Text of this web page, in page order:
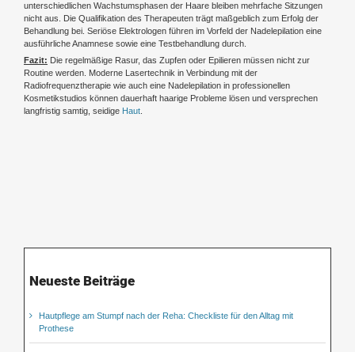
unterschiedlichen Wachstumsphasen der Haare bleiben mehrfache Sitzungen
nicht aus. Die Qualifikation des Therapeuten trägt maßgeblich zum Erfolg der
Behandlung bei. Seriöse Elektrologen führen im Vorfeld der Nadelepilation eine
ausführliche Anamnese sowie eine Testbehandlung durch.
Fazit: Die regelmäßige Rasur, das Zupfen oder Epilieren müssen nicht zur
Routine werden. Moderne Lasertechnik in Verbindung mit der
Radiofrequenztherapie wie auch eine Nadelepilation in professionellen
Kosmetikstudios können dauerhaft haarige Probleme lösen und versprechen
langfristig samtig, seidige Haut
Neueste Beiträge
Hautpflege am Stumpf nach der Reha: Checkliste für den Alltag mit
Prothese